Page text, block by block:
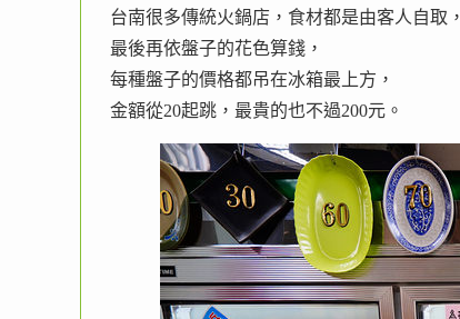
台南很多傳統火鍋店，食材都是由客人自取，
最後再依盤子的花色算錢，
每種盤子的價格都吊在冰箱最上方，
金額從20起跳，最貴的也不過200元。